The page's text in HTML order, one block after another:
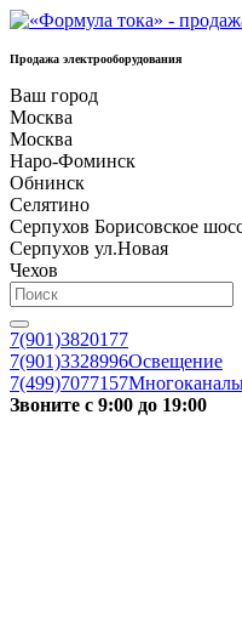
Продажа электрооборудования
Ваш город
Москва
Москва
Наро-Фоминск
Обнинск
Селятино
Серпухов Борисовское
Серпухов ул.Новая
Чехов
7(901)3820177
7(901)3328996Освещение
7(499)7077157
Звоните с 9:00 до 19:00